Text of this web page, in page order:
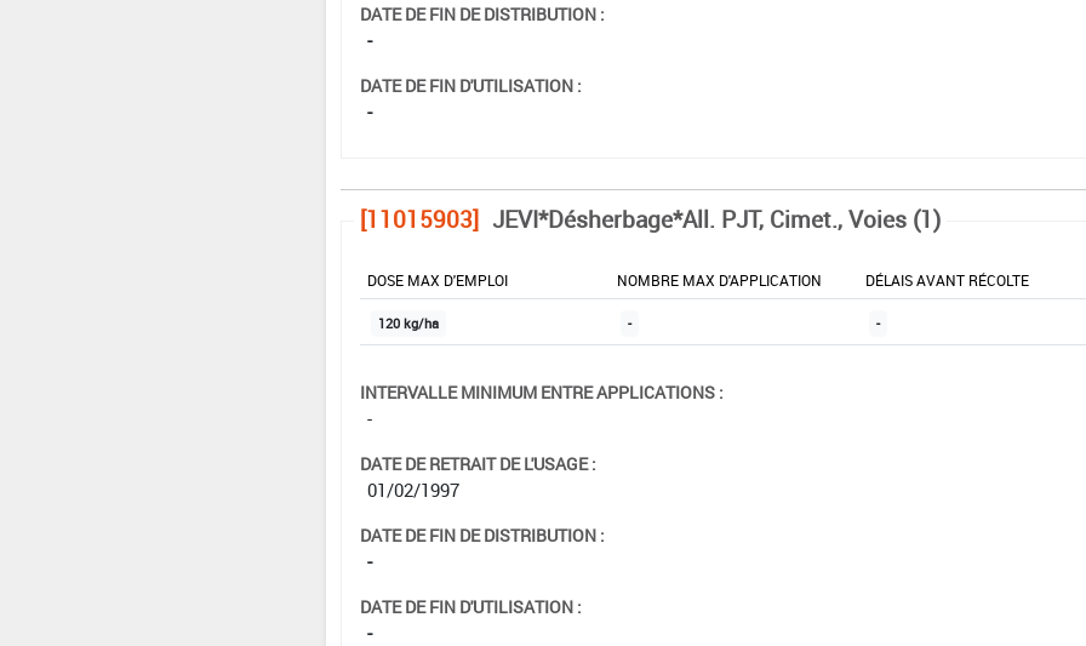
DATE DE FIN DE DISTRIBUTION :
-
DATE DE FIN D'UTILISATION :
-
[11015903] JEVI*Désherbage*All. PJT, Cimet., Voies (1)
DOSE MAX D'EMPLOI NOMBRE MAX D'APPLICATION DÉLAIS AVANT RÉCOLTE
120 kg/ha - -
INTERVALLE MINIMUM ENTRE APPLICATIONS :
-
DATE DE RETRAIT DE L'USAGE :
01/02/1997
DATE DE FIN DE DISTRIBUTION :
-
DATE DE FIN D'UTILISATION :
-